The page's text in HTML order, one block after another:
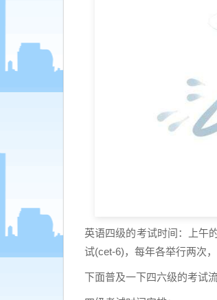
英语四级的考试时间：上午
试(cet-6)，每年各举行两次
下面普及一下四六级的考试流